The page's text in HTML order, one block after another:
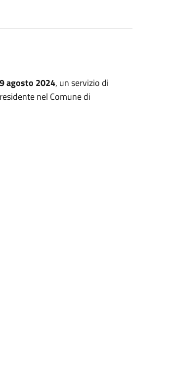
agosto 2024, un servizio di
nel Comune di